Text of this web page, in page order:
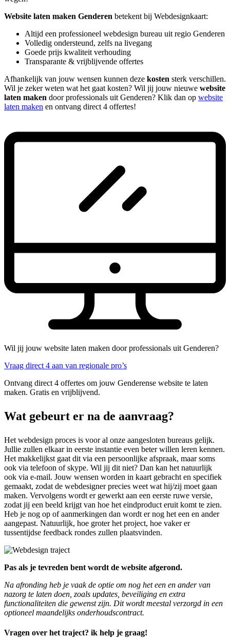
Website laten maken Genderen betekent bij Webdesignkaart:
Altijd een professioneel webdesign bureau uit regio Genderen
Volledig ondersteund, zelfs na livegang
Goede prijs kwaliteit verhouding
Transparante & vrijblijvende offertes
Afhankelijk van jouw wensen kunnen deze kosten sterk verschillen.
Wil je zeker weten wat het gaat kosten? Wil jij jouw nieuwe website
laten maken door professionals uit Genderen? Klik dan op website
laten maken en ontvang direct 4 offertes!
Wil jij jouw website laten maken door professionals uit Genderen?
Vraag direct 4 aan van regionale pro’s
Ontvang direct 4 offertes om jouw Genderense website te laten
maken. Gratis en vrijblijvend.
Wat gebeurt er na de aanvraag?
Het webdesign proces is voor al onze aangesloten bureaus gelijk.
Jullie zullen elkaar in eerste instantie even beter willen leren kennen.
Het makkelijkst gaat dit via een persoonlijke afspraak, maar soms
ook via telefoon of skype. Wil jij dit niet? Dan kan het natuurlijk
ook via e-mail. Jouw wensen worden in kaart gebracht en specifiek
gemaakt, zodat de webdesigner precies weet wat hij/zij moet gaan
maken. Vervolgens wordt er gewerkt aan een eerste ruwe versie,
zodat jij een beeld krijgt van hoe het eindproduct eruit komt te zien.
Heb je nog op of aanmerkingen dan wordt er nog het een en ander
aangepast. Natuurlijk, hoe groter het project, hoe vaker er
tussentijdse feedback rondes zullen plaatsvinden.
Pas als je tevreden bent wordt de website afgerond.
Na afronding heb je vaak de optie om nog het een en ander van
nazorg te laten doen, zoals updates, beveiliging en extra
functionaliteiten die gewenst zijn. Dit wordt meestal verzorgd in een
optioneel maandelijks onderhoudscontract.
Vragen over het traject? ik help je graag!